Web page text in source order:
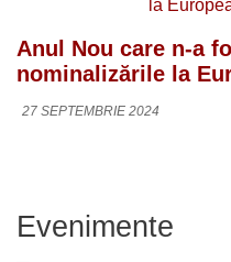
Anul Nou care n-a
nominalizările la
27 SEPTEMBRIE 2024
Evenimente